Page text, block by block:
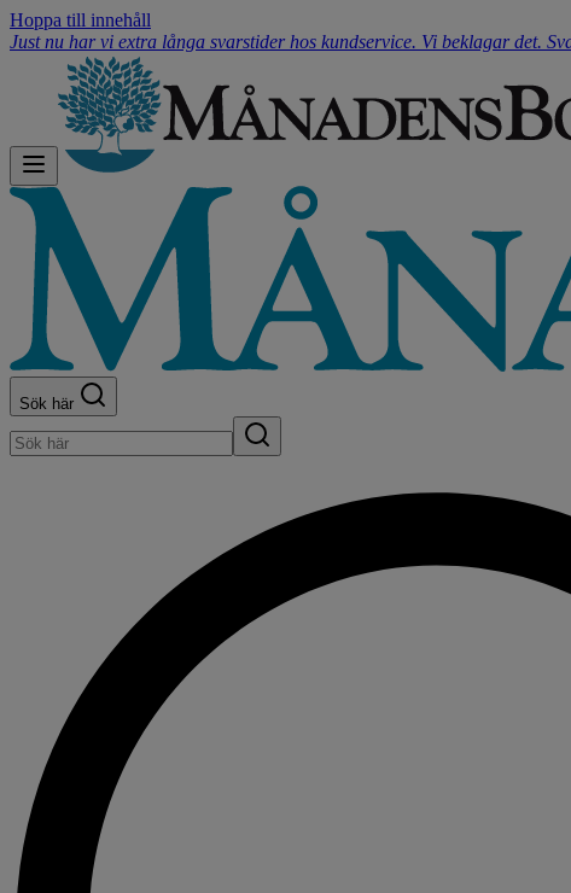
Hoppa till innehåll
Just nu har vi extra långa svarstider hos kundservice. Vi beklagar det.
Sök här